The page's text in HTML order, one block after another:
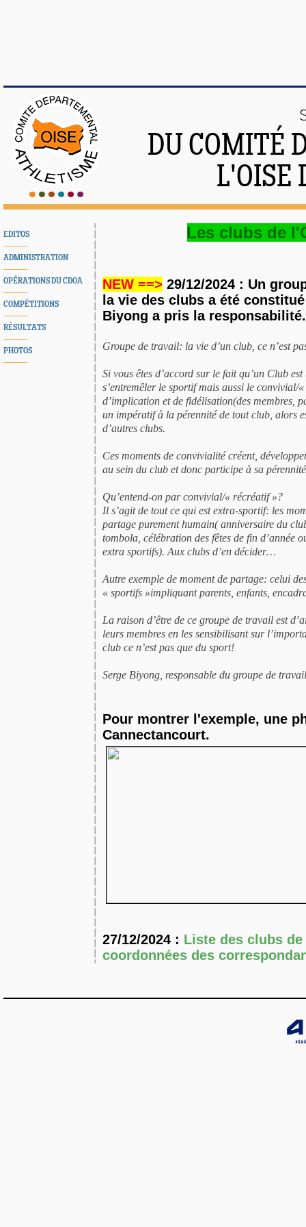
DU COMITÉ
L'OISE
EDITOS
ADMINISTRATION
OPÉRATIONS DU CDOA
COMPÉTITIONS
RÉSULTATS
PHOTOS
Les clubs de
NEW ==> 29/12/2024 : Un
la vie des clubs a été
Biyong a pris la
Groupe de travail: la vie d’un club, ce n’est
Si vous êtes d’accord sur le fait qu’un Club
s’entremêler le sportif mais aussi le convivial/
d’implication et de fidélisation(des membres,
un impératif à la pérennité de tout club, alors
d’autres clubs.
Ces moments de convivialité créent,
au sein du club et donc participe à sa
Qu’entend-on par convivial/« récréatif »?
Il s’agit de tout ce qui est extra-sportif: les
partage purement humain( anniversaire du
tombola, célébration des fêtes de fin d’année
extra sportifs). Aux clubs d’en décider…
Autre exemple de moment de partage: celui
« sportifs »impliquant parents, enfants,
La raison d’être de ce groupe de travail est
leurs membres en les sensibilisant sur
club ce n’est pas que du sport!
Serge Biyong, responsable du groupe de
Pour montrer l'exemple, une
Cannectancourt.
27/12/2024 : Liste des clubs
coordonnées des